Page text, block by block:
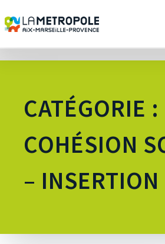
CATÉGORIE :
COHÉSION
– INSERTION